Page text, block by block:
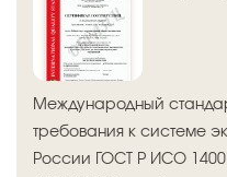
Международный
требования к системе
России ГОСТ Р ИСО